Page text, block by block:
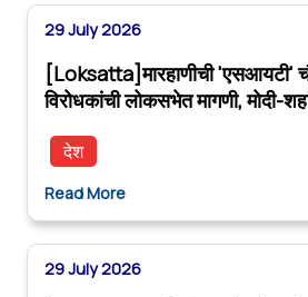
29 July 2026
[Loksatta]मारहाणीची 'एसआयटी'
विरोधकांची लोकसभेत मागणी, मोदी-
देश
Read More
29 July 2026